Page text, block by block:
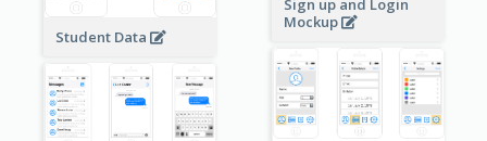
Student Data
Sign up and Login
Mockup